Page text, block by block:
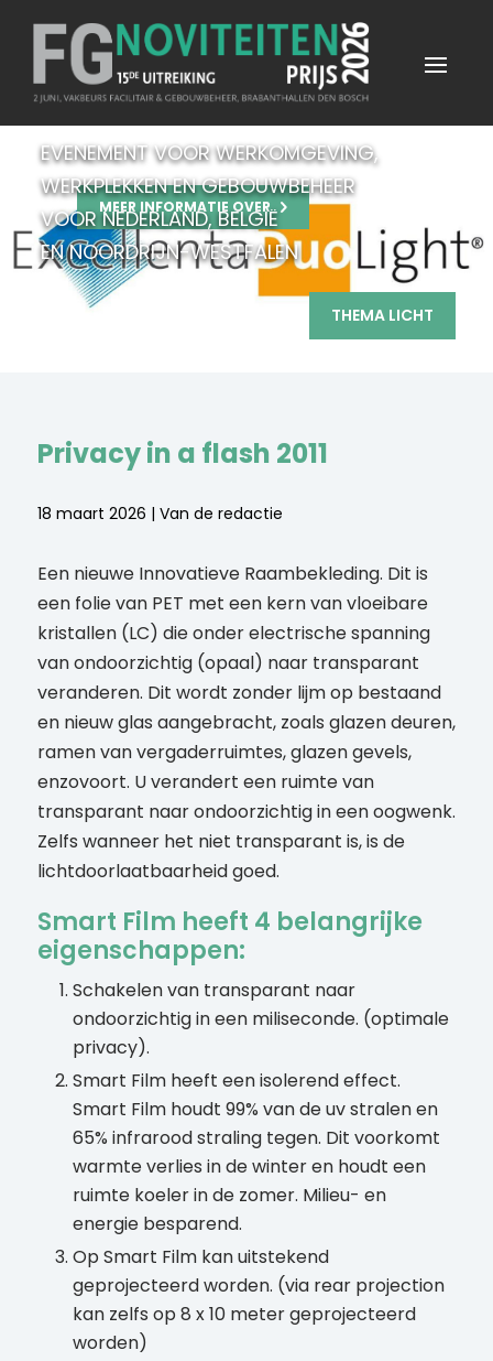
EVENEMENT VOOR WERKOMGEVING,
WERKPLEKKEN EN GEBOUWBEHEER
VOOR NEDERLAND, BELGIË
EN NOORDRIJN-WESTFALEN
THEMA LICHT
MEER INFORMATIE OVER
Privacy in a flash 2011
18 maart 2026 | Van de redactie
Een nieuwe Innovatieve Raambekleding. Dit is
een folie van PET met een kern van vloeibare
kristallen (LC) die onder electrische spanning
van ondoorzichtig (opaal) naar transparant
veranderen. Dit wordt zonder lijm op bestaand
en nieuw glas aangebracht, zoals glazen deuren,
ramen van vergaderruimtes, glazen gevels,
enzovoort. U verandert een ruimte van
transparant naar ondoorzichtig in een oogwenk.
Zelfs wanneer het niet transparant is, is de
lichtdoorlaatbaarheid goed.
Smart Film heeft 4 belangrijke
eigenschappen:
Schakelen van transparant naar
ondoorzichtig in een miliseconde. (optimale
privacy).
Smart Film heeft een isolerend effect.
Smart Film houdt 99% van de uv stralen en
65% infrarood straling tegen. Dit voorkomt
warmte verlies in de winter en houdt een
ruimte koeler in de zomer. Milieu- en
energie besparend.
Op Smart Film kan uitstekend
geprojecteerd worden. (via rear projection
kan zelfs op 8 x 10 meter geprojecteerd
worden)